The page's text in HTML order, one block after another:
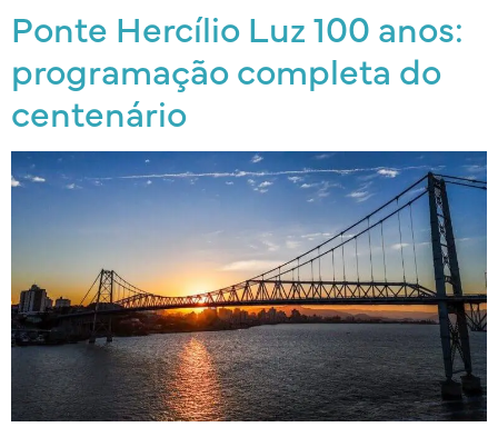
Ponte Hercílio Luz 100 anos:
programação completa do
centenário